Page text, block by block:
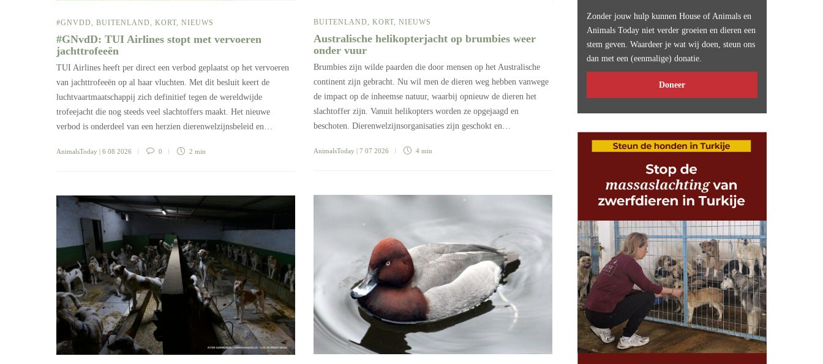
#GNVDD, BUITENLAND, KORT, NIEUWS
#GNvdD: TUI Airlines stopt met vervoeren
jachttrofeeën
TUI Airlines heeft per direct een verbod geplaatst op het vervoeren
van jachttrofeeën op al haar vluchten. Met dit besluit keert de
luchtvaartmaatschappij zich definitief tegen de wereldwijde
trofeejacht die nog steeds veel slachtoffers maakt. Het nieuwe
verbod is onderdeel van een herzien dierenwelzijnsbeleid en…
AnimalsToday | 6 08 2026 0 2 min
BUITENLAND KORT NIEUWS
Australische helikopterjacht op brumbies weer
onder vuur
Brumbies zijn wilde paarden die door mensen op het Australische
continent zijn gebracht. Nu wil men de dieren weg hebben vanwege
de impact op de inheemse natuur, waarbij opnieuw de dieren het
slachtoffer zijn. Vanuit helikopters worden ze opgejaagd en
beschoten. Dierenwelzijnsorganisaties zijn geschokt en…
AnimalsToday | 7 07 2026 4 min
Zonder jouw hulp kunnen House of Animals en
Animals Today niet verder groeien en dieren een
stem geven. Waardeer je wat wij doen, steun ons
dan met een (eenmalige) donatie.
Doneer